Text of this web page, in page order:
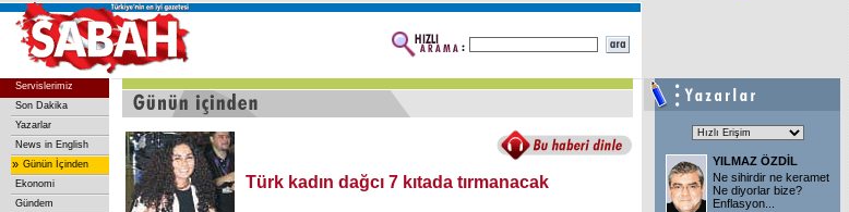
Servislerimiz
Son Dakika
Yazarlar
News in English
» Günün İçinden
Ekonomi
Gündem
Türk kadın dağcı 7 kıtada tırmanacak
YILMAZ ÖZDİL
Ne sihirdir ne keramet
Ne diyorlar bize?
Enflasyon...